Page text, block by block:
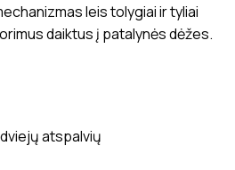
leis tolygiai ir tyliai
daiktus į patalynės dėžes.
atspalvių